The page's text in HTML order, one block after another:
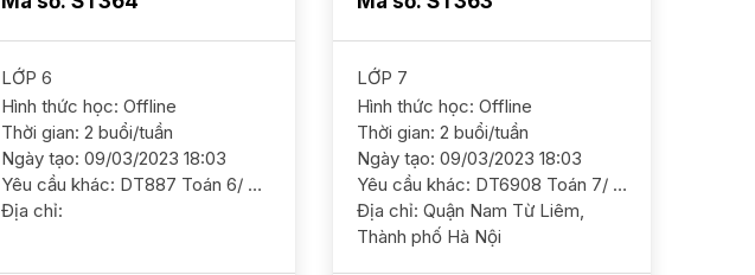
LỚP 6
Hình thức học: Offline
Thời gian: 2 buổi/tuần
Ngày tạo: 09/03/2023 18:03
Yêu cầu khác: DT887 Toán 6/ HS nữ/ HL TB Cần học chắc cơ bản và ôn luyện thêm kiến thức GS nữ. ĐC phố Ngọc Khánh, Ba Đình Học phí 150 - 170k/b/2h
Địa chỉ:
LỚP 7
Hình thức học: Offline
Thời gian: 2 buổi/tuần
Ngày tạo: 09/03/2023 18:03
Yêu cầu khác: DT6908 Toán 7/ HS nữ/ HL TB Điểm trên lớp đang ở mức 7 điểm, cần GS ôn luyện chắc kiến thức GS NỮ. ĐC Khu Vinaconex 3 gần Cầu vượt Mễ Trì, Trung Văn, Nam Từ Liêm Học phí 150 - 180k/b/2h
Địa chỉ: Quận Nam Từ Liêm,
Thành phố Hà Nội